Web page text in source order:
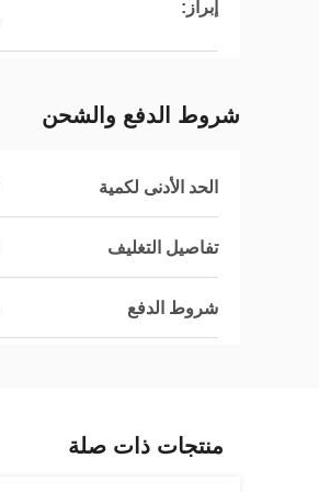
إبراز:
شروط الدفع والشحن
الحد الأدنى لكمية
تفاصيل التغليف
شروط الدفع
منتجات ذات صلة